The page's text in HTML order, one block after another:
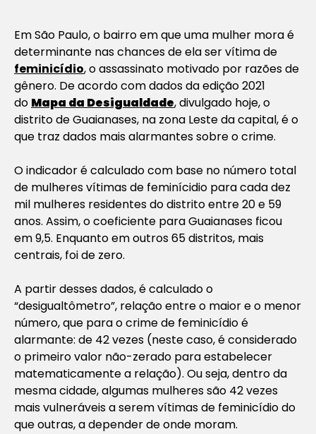
Em São Paulo, o bairro em que uma mulher mora é
determinante nas chances de ela ser vítima de
feminicídio, o assassinato motivado por razões de
gênero. De acordo com dados da edição 2021
do Mapa da Desigualdade, divulgado hoje, o
distrito de Guaianases, na zona Leste da capital, é o
que traz dados mais alarmantes sobre o crime.
O indicador é calculado com base no número total
de mulheres vítimas de feminícidio para cada dez
mil mulheres residentes do distrito entre 20 e 59
anos. Assim, o coeficiente para Guaianases ficou
em 9,5. Enquanto em outros 65 distritos, mais
centrais, foi de zero.
A partir desses dados, é calculado o
“desigualtômetro”, relação entre o maior e o menor
número, que para o crime de feminicídio é
alarmante: de 42 vezes (neste caso, é considerado
o primeiro valor não-zerado para estabelecer
matematicamente a relação). Ou seja, dentro da
mesma cidade, algumas mulheres são 42 vezes
mais vulneráveis a serem vítimas de feminicídio do
que outras, a depender de onde moram.